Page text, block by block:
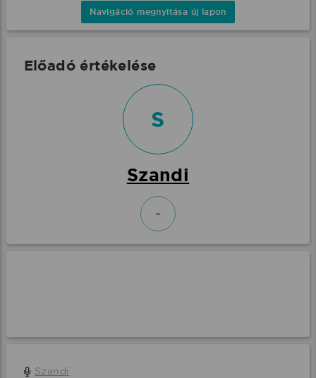
Navigáció megnyitása új lapon
Előadó értékelése
S
Szandi
-
Szandi